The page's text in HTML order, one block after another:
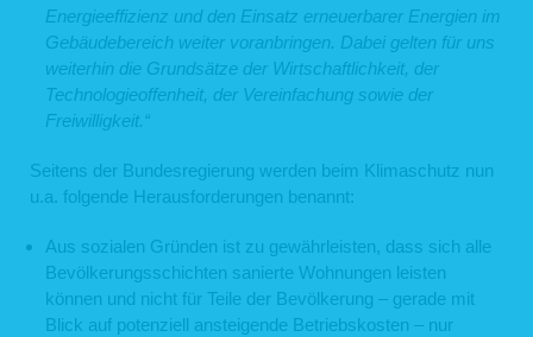
Energieeffizienz und den Einsatz erneuerbarer Energien im
Gebäudebereich weiter voranbringen. Dabei gelten für uns
weiterhin die Grundsätze der Wirtschaftlichkeit, der
Technologieoffenheit, der Vereinfachung sowie der
Freiwilligkeit.“
Seitens der Bundesregierung werden beim Klimaschutz nun
u.a. folgende Herausforderungen benannt:
Aus sozialen Gründen ist zu gewährleisten, dass sich alle
Bevölkerungsschichten sanierte Wohnungen leisten
können und nicht für Teile der Bevölkerung – gerade mit
Blick auf potenziell ansteigende Betriebskosten – nur